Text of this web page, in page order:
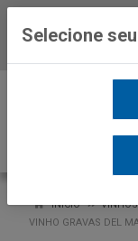
INÍCIO VINHOS
VINHO GRAVAS DEL
Selecione